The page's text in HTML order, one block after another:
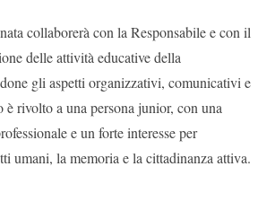
collaborerà con la Responsabile e con il
delle attività educative della
gli aspetti organizzativi, comunicativi e
è rivolto a una persona junior, con una
e un forte interesse per
umani, la memoria e la cittadinanza attiva.